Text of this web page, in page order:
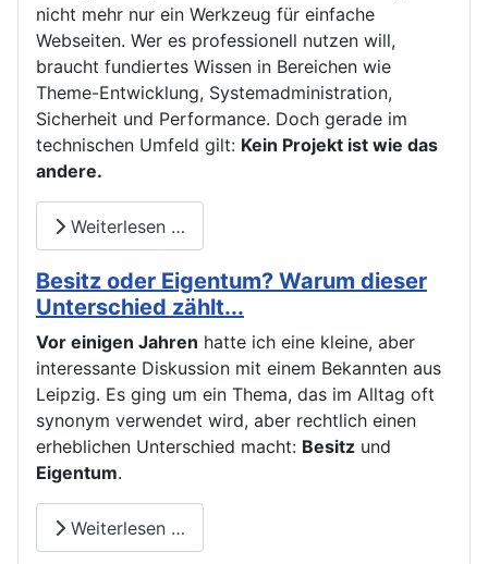
nicht mehr nur ein Werkzeug für einfache
Webseiten. Wer es professionell nutzen will,
braucht fundiertes Wissen in Bereichen wie
Theme-Entwicklung, Systemadministration,
Sicherheit und Performance. Doch gerade im
technischen Umfeld gilt: Kein Projekt ist wie das
andere.
Weiterlesen …
Besitz oder Eigentum? Warum dieser
Unterschied zählt...
Vor einigen Jahren hatte ich eine kleine, aber
interessante Diskussion mit einem Bekannten aus
Leipzig. Es ging um ein Thema, das im Alltag oft
synonym verwendet wird, aber rechtlich einen
erheblichen Unterschied macht: Besitz und
Eigentum.
Weiterlesen …